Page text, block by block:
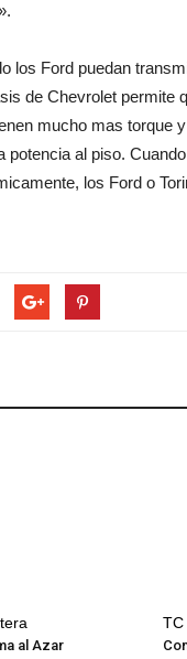
los Ford puedan
de Chevrolet permite
mucho mas torque
al piso.
los Ford o
al Azar
TC